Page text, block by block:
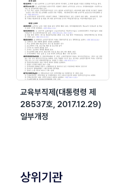
교육부직제(대통령령 제
28537호, 2017.12.29)
일부개정
상위기관